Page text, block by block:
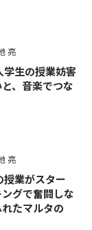
亮
学生の授業妨害
、音楽でつな
亮
授業がスター
グで奮闘しな
たマルタの